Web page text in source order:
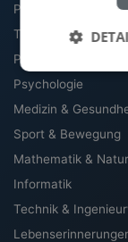
Philosophie
Theologie & Religion
Pädagogik
Psychologie
Medizin &
Sport & Bewegung
Mathematik &
Informatik
Technik &